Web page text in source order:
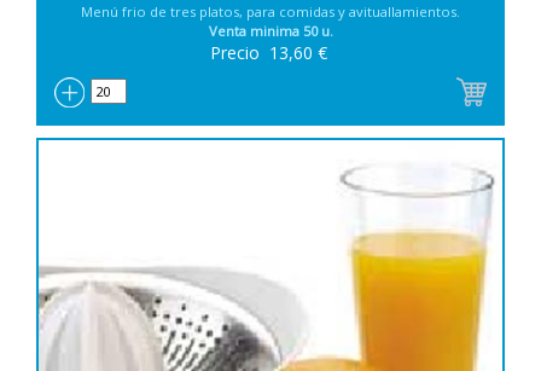
Menú frio de tres platos, para comidas y avituallamientos.
Venta minima 50 u.
Precio 13,60 €